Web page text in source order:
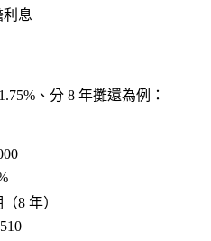
利息
、分 8 年攤還為例：
8 年）